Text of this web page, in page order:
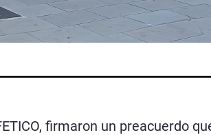
firmaron un preacuerdo